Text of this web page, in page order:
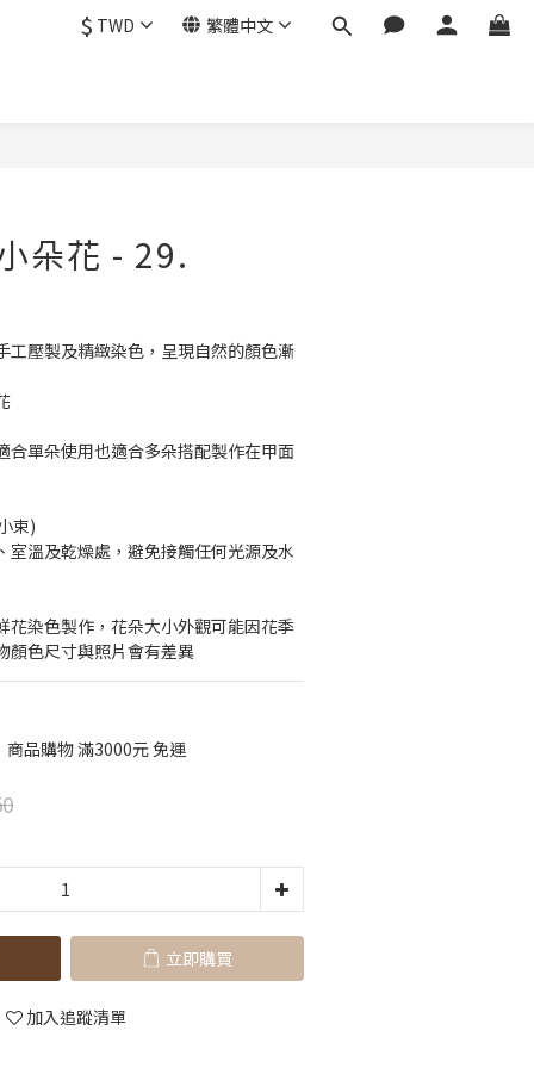
$ TWD 繁體中文
朵花 - 29.
工壓製及精緻染色，呈現自然的顏色漸
合單朵使用也適合多朵搭配製作在甲面
束)
室溫及乾燥處，避免接觸任何光源及水
染色製作，花朵大小外觀可能因花季
顏色尺寸與照片會有差異
品購物 滿3000元 免運
立即購買
加入追蹤清單